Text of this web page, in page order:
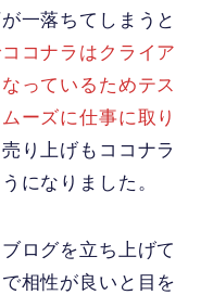
一落ちてしまうと
コナラはクライア
っているためテス
ーズに仕事に取り
り上げもココナラ
になりました。
ログを立ち上げて
相性が良いと目を